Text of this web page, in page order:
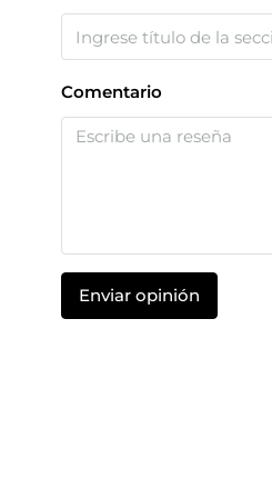
Comentario
Enviar opinión